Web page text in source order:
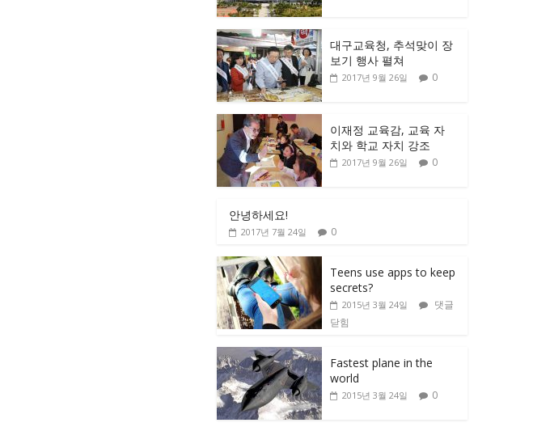
대구교육청, 추석맞이 장
보기 행사 펼쳐
2017년 9월 26일 0
이재정 교육감, 교육 자
치와 학교 자치 강조
2017년 9월 26일 0
안녕하세요!
2017년 7월 24일 0
Teens use apps to keep
secrets?
2015년 3월 24일
댓글
닫힘
Fastest plane in the
world
2015년 3월 24일 0